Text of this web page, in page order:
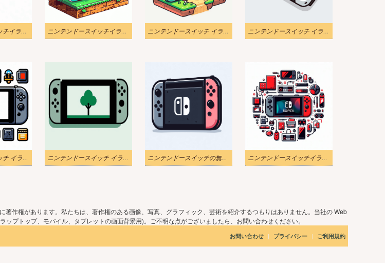
ニンテンドースイッチイラストダウンロード ニンテンドースイッチイラスト画像6 ニンテンドースイッチ イラスト 無料ダウンロード ニンテンドースイッチ イラスト写真
ニンテンドースイッチ イラスト 無料素材2 ニンテンドースイッチ イラスト写真3 ニンテンドースイッチの無料PNG画像 ニンテンドースイッチイラスト2 Png画像
作権があります。私たちは、著作権のある画像、写真、グラフィック、芸術を紹介するつもりはありません。当社の Web
プトップ、モバイル、タブレットの画面背景用)。ご不明な点がございましたら、お問い合わせください。
お問い合わせ | プライバシー | ご利用規約